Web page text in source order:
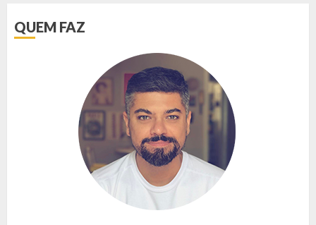
QUEM FAZ